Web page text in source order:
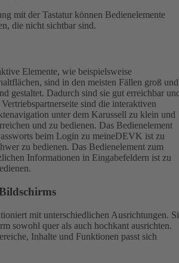
mit der Tastatur können Bedienelemente
die nicht sichtbar sind.
Elemente, wie beispielsweise
sind in den meisten Fällen groß und
gestaltet. Dadurch sind sie gut erreichbar
sind die interaktiven
unter dem Karussell zu klein und
und zu bedienen. Das Bedienelement
beim Login zu meineDEVK ist zu
zu bedienen. Das Bedienelement zum
Informationen in Eingabefeldern ist zu
mit unterschiedlichen Ausrichtungen.
sowohl quer als auch hochkant ausrichten.
Inhalte und Funktionen passt sich